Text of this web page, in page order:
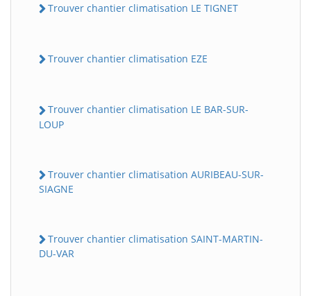
Trouver chantier climatisation LE TIGNET
Trouver chantier climatisation EZE
Trouver chantier climatisation LE BAR-SUR-
LOUP
Trouver chantier climatisation AURIBEAU-SUR-
SIAGNE
Trouver chantier climatisation SAINT-MARTIN-
DU-VAR